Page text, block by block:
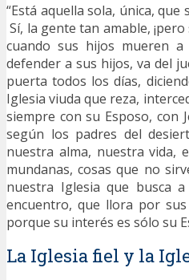
“Está aquella sola, única,
Sí, la gente tan amable,
cuando sus hijos mueren
defender a sus hijos, va del
puerta todos los días,
Iglesia viuda que reza,
siempre con su Esposo,
según los padres del
nuestra alma, nuestra vida,
mundanas, cosas que no
nuestra Iglesia que busca
encuentro, que llora por
porque su interés es sólo su
La Iglesia fiel y la